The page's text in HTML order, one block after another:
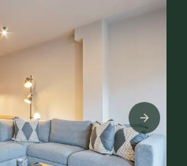
Next